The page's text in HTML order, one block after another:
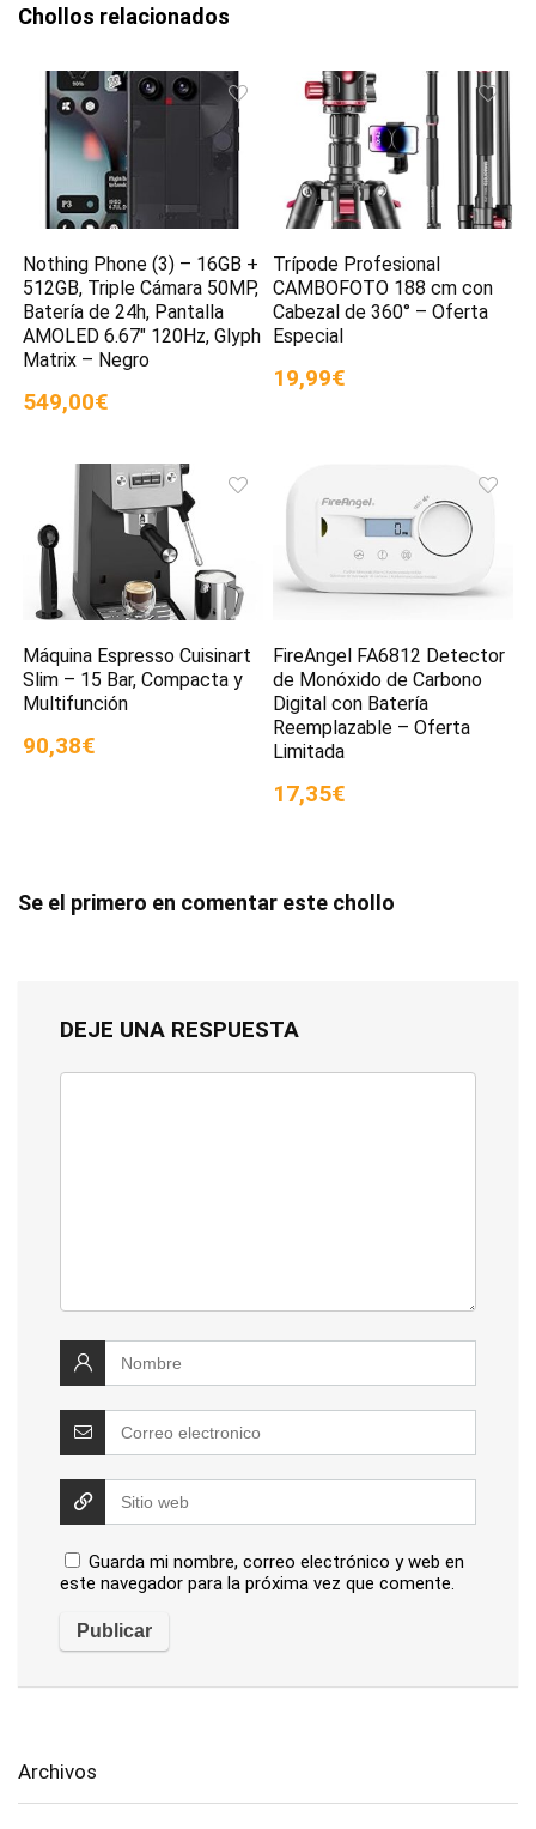
Chollos relacionados
Nothing Phone (3) – 16GB +
512GB, Triple Cámara 50MP,
Batería de 24h, Pantalla
AMOLED 6.67″ 120Hz, Glyph
Matrix – Negro
549,00€
Trípode Profesional
CAMBOFOTO 188 cm con
Cabezal de 360° – Oferta
Especial
19,99€
Máquina Espresso Cuisinart
Slim – 15 Bar, Compacta y
Multifunción
90,38€
FireAngel FA6812 Detector
de Monóxido de Carbono
Digital con Batería
Reemplazable – Oferta
Limitada
17,35€
Se el primero en comentar este chollo
DEJE UNA RESPUESTA
Guarda mi nombre, correo electrónico y web en
este navegador para la próxima vez que comente.
Archivos